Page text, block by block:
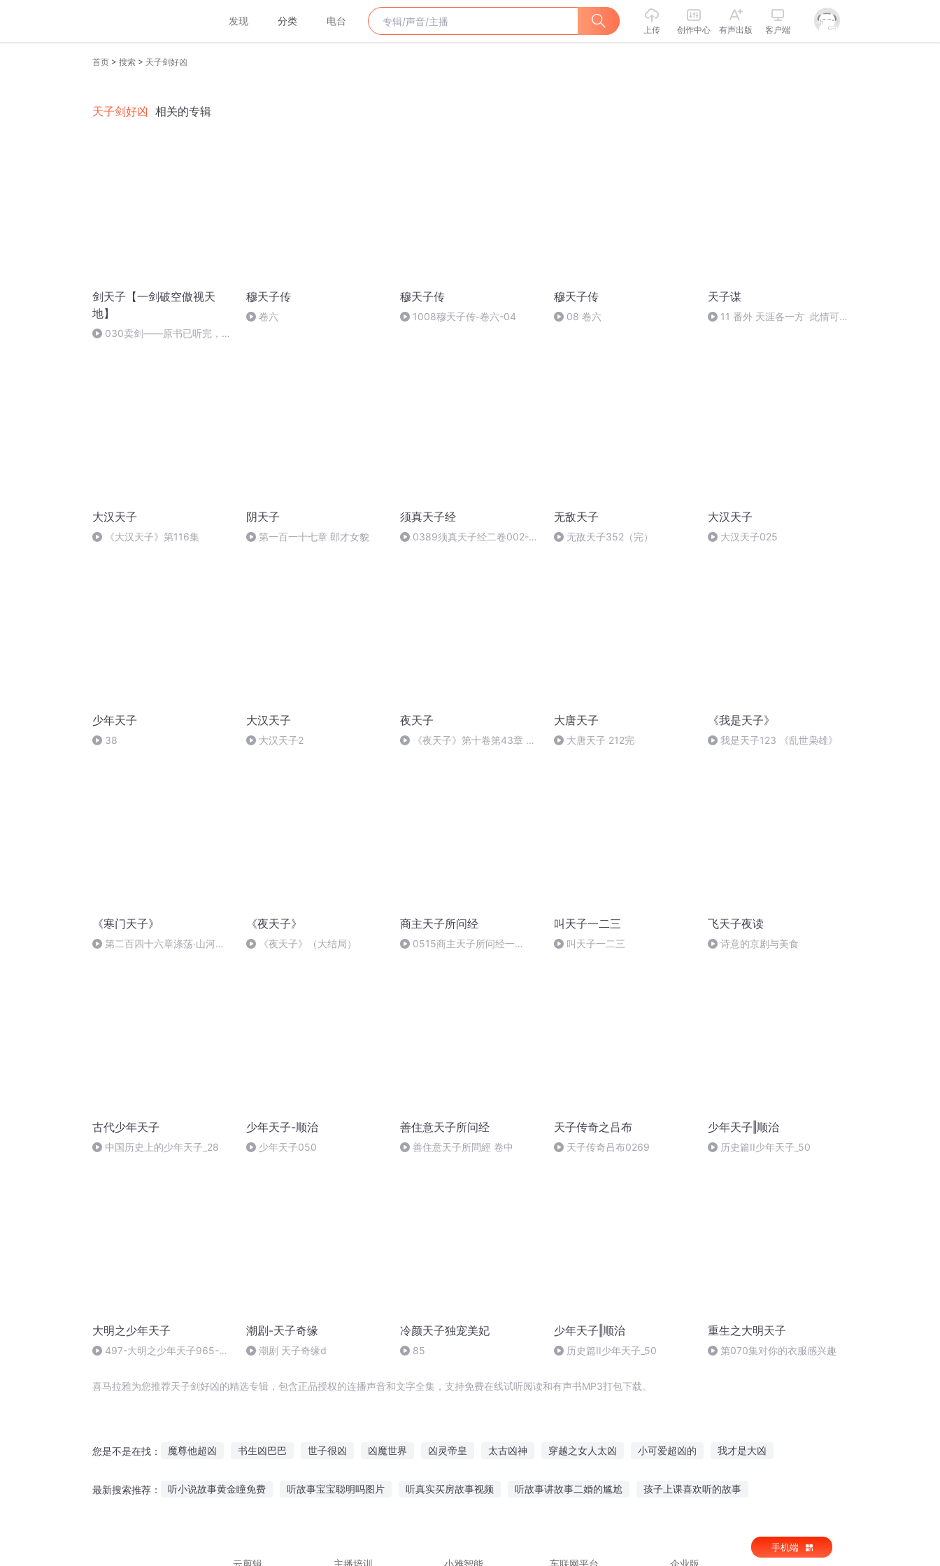
发现 分类 电台
上传 创作中心 有声出版 客户端
首页 > 搜索 > 天子剑好凶
天子剑好凶 相关的专辑
剑天子【一剑破空傲视天
地】
030卖剑——原书已听完，不
穆天子传
卷六
穆天子传
1008穆天子传-卷六-04
穆天子传
08 卷六
天子谋
11 番外 天涯各一方 此情可
大汉天子
《大汉天子》第116集
阴天子
第一百一十七章 郎才女貌
须真天子经
0389须真天子经二卷002-
无敌天子
无敌天子352（完）
大汉天子
大汉天子025
少年天子
38
大汉天子
大汉天子2
夜天子
《夜天子》第十卷第43章 出
大唐天子
大唐天子 212完
《我是天子》
我是天子123 《乱世枭雄》
《寒门天子》
第二百四十六章涤荡·山河为
《夜天子》
《夜天子》（大结局）
商主天子所问经
0515商主天子所问经一
叫天子一二三
叫天子一二三
飞天子夜读
诗意的京剧与美食
古代少年天子
中国历史上的少年天子_28
少年天子-顺治
少年天子050
善住意天子所问经
善住意天子所問經 卷中
天子传奇之吕布
天子传奇吕布0269
少年天子‖顺治
历史篇II少年天子_50
大明之少年天子
497-大明之少年天子965-
潮剧-天子奇缘
潮剧 天子奇缘d
冷颜天子独宠美妃
85
少年天子‖顺治
历史篇II少年天子_50
重生之大明天子
第070集对你的衣服感兴趣
喜马拉雅为您推荐天子剑好凶的精选专辑，包含正品授权的连播声音和文字全集，支持免费在线试听阅读和有声书MP3打包下载。
您是不是在找： 魔尊他超凶 书生凶巴巴 世子很凶 凶魔世界 凶灵帝皇 太古凶神 穿越之女人太凶 小可爱超凶的 我才是大凶
最新搜索推荐： 听小说故事黄金瞳免费 听故事宝宝聪明吗图片 听真实买房故事视频 听故事讲故事二婚的尴尬 孩子上课喜欢听的故事
云剪辑
主播培训 小雅智能 车联网平台 企业版
手机端